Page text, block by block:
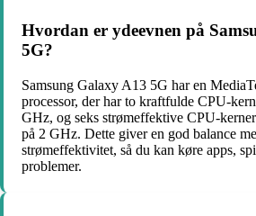
Hvordan er ydeevnen på
5G?
Samsung Galaxy A13 5G har en
processor, der har to kraftfulde CPU-
GHz, og seks strømeffektive CPU-
på 2 GHz. Dette giver en god balance
strømeffektivitet, så du kan køre apps,
problemer.